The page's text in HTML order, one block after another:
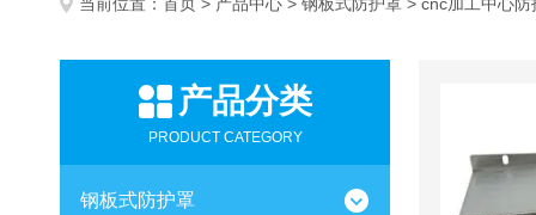
产品分类
PRODUCT CATEGORY
钢板式防护罩